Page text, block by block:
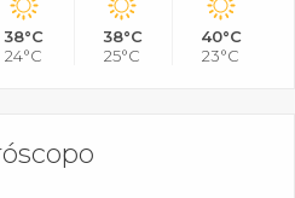
38°C
24°C
38°C
25°C
40°C
23°C